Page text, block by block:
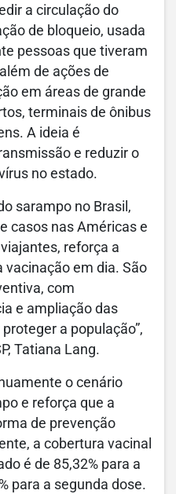
a circulação do
de bloqueio, usada
pessoas que tiveram
de ações de
em áreas de grande
terminais de ônibus
A ideia é
e reduzir o
no estado.
sarampo no Brasil,
casos nas Américas e
reforça a
vacinação em dia. São
com
e ampliação das
a população”,
Tatiana Lang.
o cenário
e reforça que a
de prevenção
a cobertura vacinal
é de 85,32% para a
para a segunda dose.